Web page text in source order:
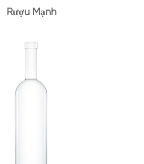
Rượu Mạnh